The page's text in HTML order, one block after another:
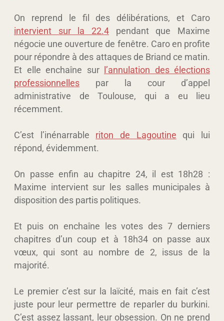
On reprend le fil des délibérations, et Caro
intervient sur la 22.4 pendant que Maxime
négocie une ouverture de fenêtre. Caro en profite
pour répondre à des attaques de Briand ce matin.
Et elle enchaîne sur l’annulation des élections
professionnelles par la cour d’appel
administrative de Toulouse, qui a eu lieu
récemment.
C’est l’inénarrable riton de Lagoutine qui lui
répond, évidemment.
On passe enfin au chapitre 24, il est 18h28 :
Maxime intervient sur les salles municipales à
disposition des partis politiques.
Et puis on enchaîne les votes des 7 derniers
chapitres d’un coup et à 18h34 on passe aux
vœux, qui sont au nombre de 2, issus de la
majorité.
Le premier c’est sur la laïcité, mais en fait c’est
juste pour leur permettre de reparler du burkini.
C’est assez lassant, leur obsession. On ne prend